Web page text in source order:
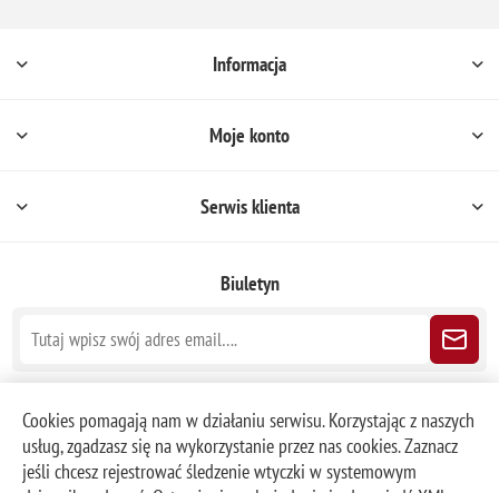
Informacja
Moje konto
Serwis klienta
Biuletyn
Śledź nas
Cookies pomagają nam w działaniu serwisu. Korzystając z naszych
usług, zgadzasz się na wykorzystanie przez nas cookies. Zaznacz
jeśli chcesz rejestrować śledzenie wtyczki w systemowym